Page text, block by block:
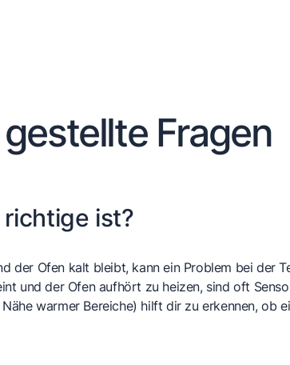
Fragen
ist?
der Ofen kalt bleibt, kann ein Problem bei der
und der Ofen aufhört zu heizen, sind oft
warmer Bereiche) hilft dir zu erkennen, ob